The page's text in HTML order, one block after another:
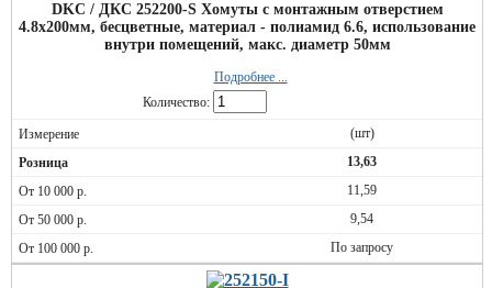
DKC / ДКС 252200-S Хомуты с монтажным отверстием
4.8х200мм, бесцветные, материал - полиамид 6.6, использование
внутри помещений, макс. диаметр 50мм
Подробнее ...
Количество:
(шт)
13,63
11,59
9,54
По запросу